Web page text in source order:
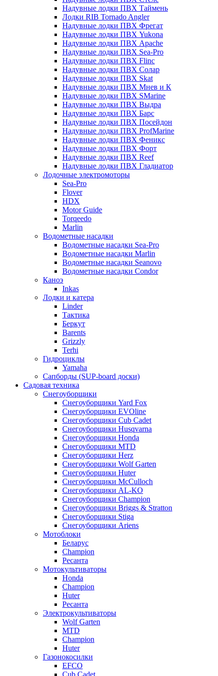
Надувные лодки ПВХ Таймень
Лодки RIB Tornado Angler
Надувные лодки ПВХ Фрегат
Надувные лодки ПВХ Yukona
Надувные лодки ПВХ Apache
Надувные лодки ПВХ Sea-Pro
Надувные лодки ПВХ Flinc
Надувные лодки ПВХ Солар
Надувные лодки ПВХ Skat
Надувные лодки ПВХ Мнев и К
Надувные лодки ПВХ SMarine
Надувные лодки ПВХ Выдра
Надувные лодки ПВХ Барс
Надувные лодки ПВХ Посейдон
Надувные лодки ПВХ ProfMarine
Надувные лодки ПВХ Феникс
Надувные лодки ПВХ Форт
Надувные лодки ПВХ Reef
Надувные лодки ПВХ Гладиатор
Лодочные электромоторы
Sea-Pro
Flover
HDX
Motor Guide
Torqeedo
Marlin
Водометные насадки
Водометные насадки Sea-Pro
Водометные насадки Marlin
Водометные насадки Seanovo
Водометные насадки Condor
Каноэ
Inkas
Лодки и катера
Linder
Тактика
Беркут
Barents
Grizzly
Terhi
Гидроциклы
Yamaha
Сапборды (SUP-board доски)
Садовая техника
Снегоуборщики
Снегоуборщики Yard Fox
Снегоуборщики EVOline
Снегоуборщики Cub Cadet
Снегоуборщики Husqvarna
Снегоуборщики Honda
Снегоуборщики MTD
Снегоуборщики Herz
Снегоуборщики Wolf Garten
Снегоуборщики Huter
Снегоуборщики McCulloch
Снегоуборщики AL-KO
Снегоуборщики Champion
Снегоуборщики Briggs & Stratton
Снегоуборщики Stiga
Снегоуборщики Ariens
Мотоблоки
Беларус
Champion
Ресанта
Мотокультиваторы
Honda
Champion
Huter
Ресанта
Электрокультиваторы
Wolf Garten
MTD
Champion
Huter
Газонокосилки
EFCO
Cub Cadet